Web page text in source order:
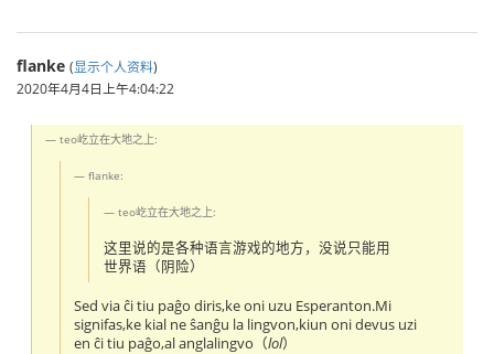
flanke (显示个人资料)
2020年4月4日上午4:04:22
teo屹立在大地之上:
flanke:
teo屹立在大地之上:
这里说的是各种语言游戏的地方，没说只能用
世界语（阴险）
Sed via ĉi tiu paĝo diris,ke oni uzu Esperanton.Mi
signifas,ke kial ne ŝanĝu la lingvon,kiun oni devus uzi
en ĉi tiu paĝo,al anglalingvo（lol）